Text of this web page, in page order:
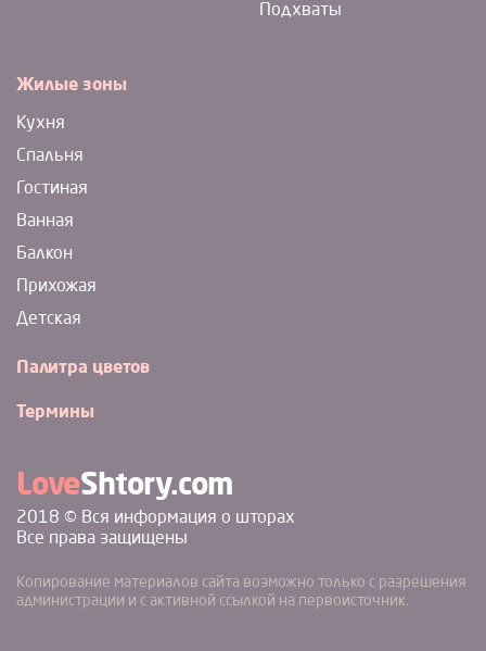
Подхваты
Жилые зоны
Кухня
Спальня
Гостиная
Ванная
Балкон
Прихожая
Детская
Палитра цветов
Термины
LoveShtory.com
2018 © Вся информация о шторах
Все права защищены
Копирование материалов сайта возможно только с разрешения
администрации и с активной ссылкой на первоисточник.